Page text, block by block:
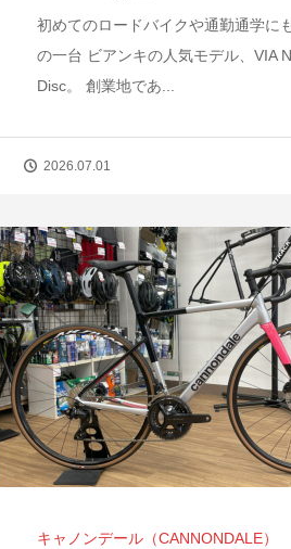
初めてのロードバイクや通勤通学に
の一台 ビアンキの人気モデル、VIA
Disc。 創業地であ...
2026.07.01
キャノンデール（CANNONDALE）